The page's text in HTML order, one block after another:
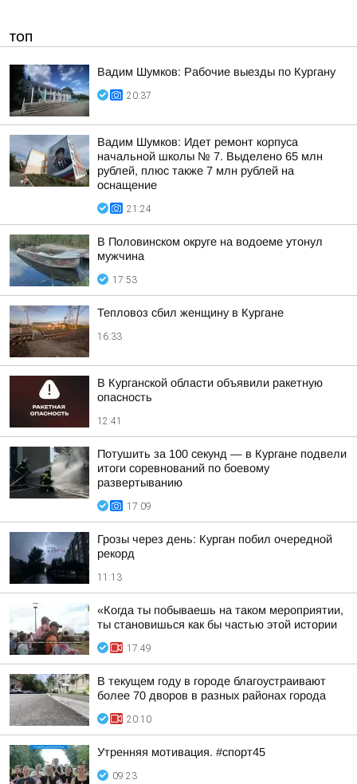
ТОП
Вадим Шумков: Рабочие выезды по Кургану
20:37
Вадим Шумков: Идет ремонт корпуса
начальной школы № 7. Выделено 65 млн
рублей, плюс также 7 млн рублей на
оснащение
21:24
В Половинском округе на водоеме утонул
мужчина
17:53
Тепловоз сбил женщину в Кургане
16:33
В Курганской области объявили ракетную
опасность
12:41
Потушить за 100 секунд — в Кургане подвели
итоги соревнований по боевому
развертыванию
17:09
Грозы через день: Курган побил очередной
рекорд
11:13
«Когда ты побываешь на таком мероприятии,
ты становишься как бы частью этой истории
17:49
В текущем году в городе благоустраивают
более 70 дворов в разных районах города
20:10
Утренняя мотивация. #спорт45
09:23